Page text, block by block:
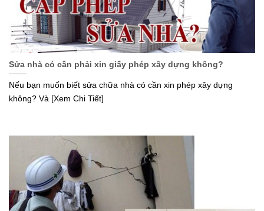
Sửa nhà có cần phải xin giấy phép xây dựng không?
Nếu bạn muốn biết sửa chữa nhà có cần xin phép xây dựng
không? Và [Xem Chi Tiết]